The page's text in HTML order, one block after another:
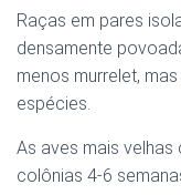
Raças em pares
densamente
menos murrelet,
espécies.
As aves mais
colônias 4-6